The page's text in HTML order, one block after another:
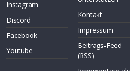
Instagram
Discord
Facebook
Youtube
Kontakt
Impressum
Beitrags-Feed
(RSS)